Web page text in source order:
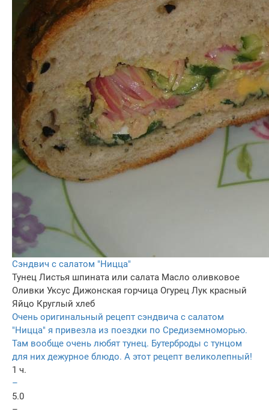
Сэндвич с салатом "Ницца"
Тунец Листья шпината или салата Масло оливковое
Оливки Уксус Дижонская горчица Огурец Лук красный
Яйцо Круглый хлеб
Очень оригинальный рецепт сэндвича с салатом
"Ницца" я привезла из поездки по Средиземноморью.
Там вообще очень любят тунец. Бутерброды с тунцом
для них дежурное блюдо. А этот рецепт великолепный!
1 ч.
–
5.0
–